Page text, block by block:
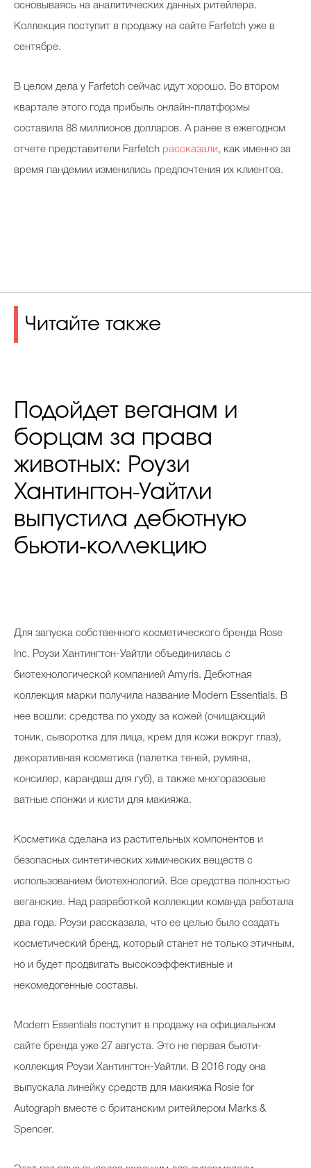
основываясь на аналитических данных ритейлера.
Коллекция поступит в продажу на сайте Farfetch уже в
сентябре.
В целом дела у Farfetch сейчас идут хорошо. Во втором
квартале этого года прибыль онлайн-платформы
составила 88 миллионов долларов. А ранее в ежегодном
отчете представители Farfetch рассказали, как именно за
время пандемии изменились предпочтения их клиентов.
Читайте также
Подойдет веганам и
борцам за права
животных: Роузи
Хантингтон-Уайтли
выпустила дебютную
бьюти-коллекцию
Для запуска собственного косметического бренда Rose
Inc. Роузи Хантингтон-Уайтли объединилась с
биотехнологической компанией Amyris. Дебютная
коллекция марки получила название Modern Essentials. В
нее вошли: средства по уходу за кожей (очищающий
тоник, сыворотка для лица, крем для кожи вокруг глаз),
декоративная косметика (палетка теней, румяна,
консилер, карандаш для губ), а также многоразовые
ватные спонжи и кисти для макияжа.
Косметика сделана из растительных компонентов и
безопасных синтетических химических веществ с
использованием биотехнологий. Все средства полностью
веганские. Над разработкой коллекции команда работала
два года. Роузи рассказала, что ее целью было создать
косметический бренд, который станет не только этичным,
но и будет продвигать высокоэффективные и
некомедогенные составы.
Modern Essentials поступит в продажу на официальном
сайте бренда уже 27 августа. Это не первая бьюти-
коллекция Роузи Хантингтон-Уайтли. В 2016 году она
выпускала линейку средств для макияжа Rosie for
Autograph вместе с британским ритейлером Marks &
Spencer.